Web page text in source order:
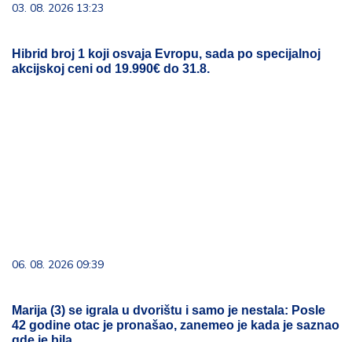
03. 08. 2026 13:23
Hibrid broj 1 koji osvaja Evropu, sada po specijalnoj
akcijskoj ceni od 19.990€ do 31.8.
06. 08. 2026 09:39
Marija (3) se igrala u dvorištu i samo je nestala: Posle
42 godine otac je pronašao, zanemeo je kada je saznao